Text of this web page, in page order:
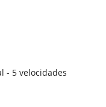
- 5 velocidades